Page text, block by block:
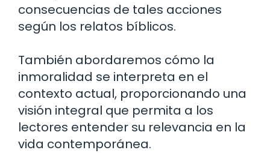
consecuencias de tales acciones
según los relatos bíblicos.
También abordaremos cómo la
inmoralidad se interpreta en el
contexto actual, proporcionando una
visión integral que permita a los
lectores entender su relevancia en la
vida contemporánea.